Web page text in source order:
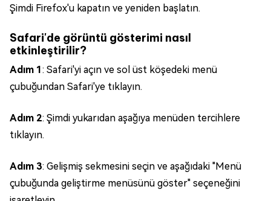
Şimdi Firefox'u kapatın ve yeniden başlatın.
Safari'de görüntü gösterimi nasıl
etkinleştirilir?
Adım 1: Safari'yi açın ve sol üst köşedeki menü
çubuğundan Safari'ye tıklayın.
Adım 2: Şimdi yukarıdan aşağıya menüden tercihlere
tıklayın.
Adım 3: Gelişmiş sekmesini seçin ve aşağıdaki "Menü
çubuğunda geliştirme menüsünü göster" seçeneğini